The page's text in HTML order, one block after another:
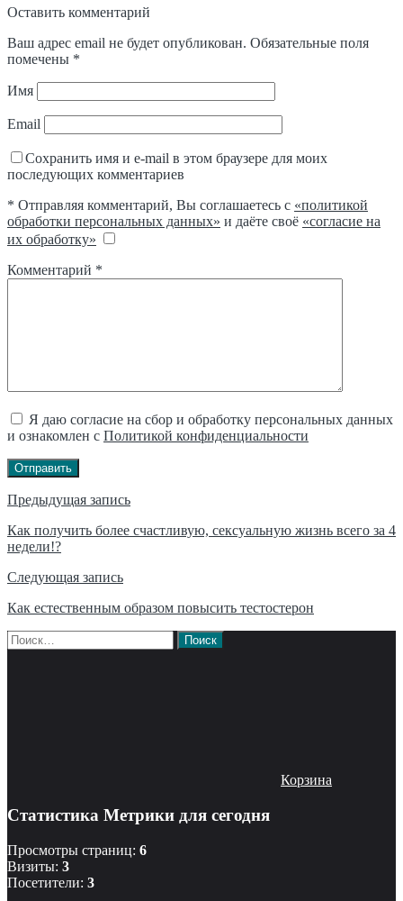
Оставить комментарий
Ваш адрес email не будет опубликован. Обязательные поля
помечены *
Имя
Email
Сохранить имя и e-mail в этом браузере для моих
последующих комментариев
* Отправляя комментарий, Вы соглашаетесь с «политикой
обработки персональных данных» и даёте своё «согласие на
их обработку»
Комментарий *
Я даю согласие на сбор и обработку персональных данных
и ознакомлен с Политикой конфиденциальности
Отправить
Навигация
по
записям
Предыдущая запись
Как получить более счастливую, сексуальную жизнь всего за 4
недели!?
Следующая запись
Как естественным образом повысить тестостерон
Найти:
Корзина
Статистика Метрики для сегодня
Просмотры страниц: 6
Визиты: 3
Посетители: 3